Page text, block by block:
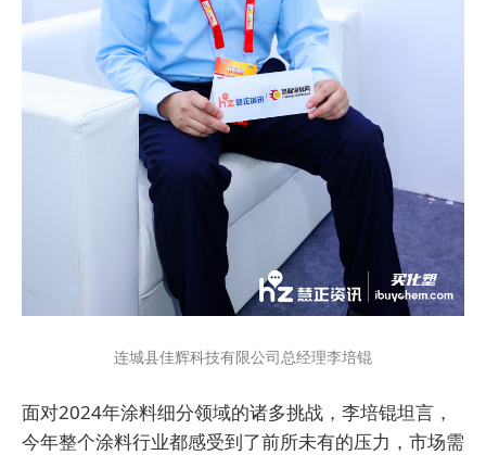
连城县佳辉科技有限公司总经理李培锟
面对2024年涂料细分领域的诸多挑战，李培锟坦言，
今年整个涂料行业都感受到了前所未有的压力，市场需